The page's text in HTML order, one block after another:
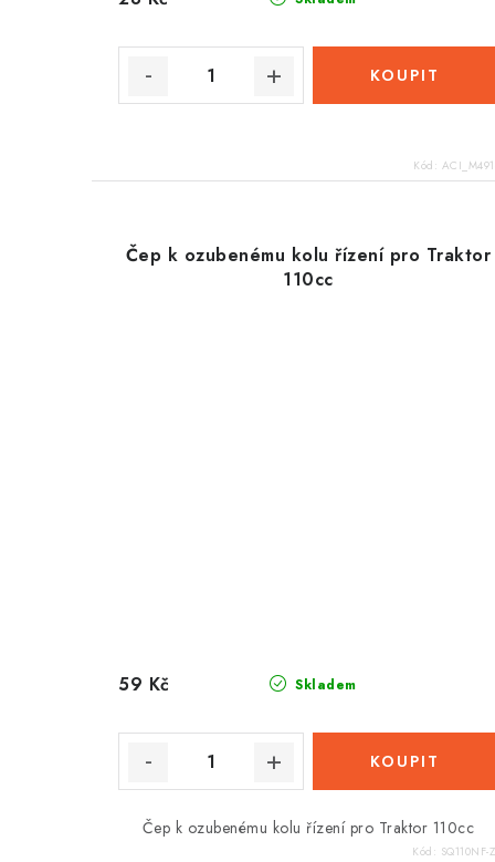
Kód:
Čep k ozubenému kolu řízení pro Traktor
110cc
Skladem
59 Kč
Čep k ozubenému kolu řízení pro Traktor 110cc
Kód: SQ110NF-